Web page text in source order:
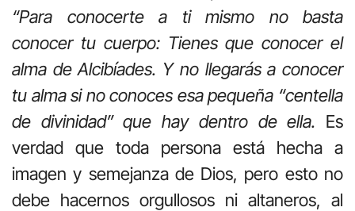
“Para conocerte a ti mismo no basta
conocer tu cuerpo: Tienes que conocer el
alma de Alcibíades. Y no llegarás a conocer
tu alma si no conoces esa pequeña “centella
de divinidad” que hay dentro de ella. Es
verdad que toda persona está hecha a
imagen y semejanza de Dios, pero esto no
debe hacernos orgullosos ni altaneros, al